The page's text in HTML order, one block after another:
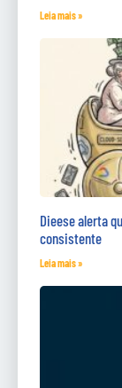
Leia mais »
Dieese alerta
consistente
Leia mais »